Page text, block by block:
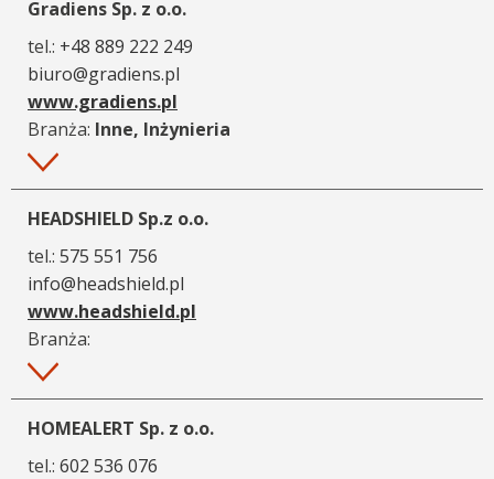
Gradiens Sp. z o.o.
tel.: +48 889 222 249
biuro@gradiens.pl
www.gradiens.pl
Branża: Inne, Inżynieria
Więcej
HEADSHIELD Sp.z o.o.
tel.: 575 551 756
info@headshield.pl
www.headshield.pl
Branża:
Więcej
HOMEALERT Sp. z o.o.
tel.: 602 536 076